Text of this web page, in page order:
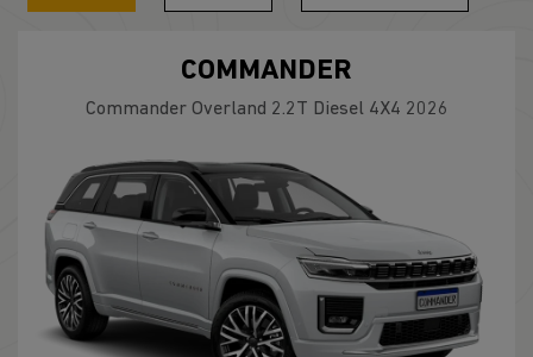
COMMANDER
Commander Overland 2.2T Diesel 4X4 2026